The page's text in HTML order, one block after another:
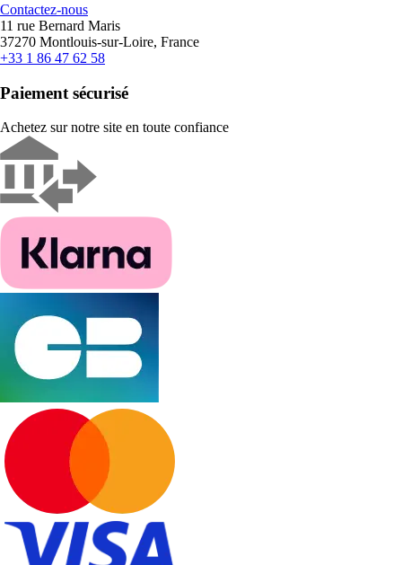
Contactez-nous
11 rue Bernard Maris
37270 Montlouis-sur-Loire, France
+33 1 86 47 62 58
Paiement sécurisé
Achetez sur notre site en toute confiance